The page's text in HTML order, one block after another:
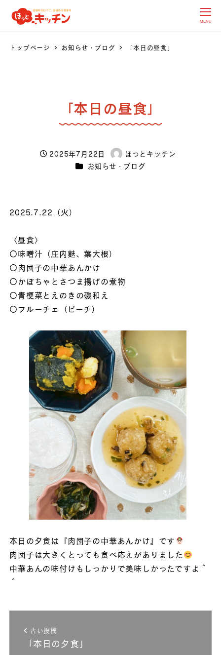
MENU
トップページ お知らせ・ブログ 「本日の昼食」
「本日の昼食」
投稿日
2025年7月22日
著
者
ほっとキッチン
カテゴリー
お知らせ・ブログ
2025.7.22（火）
〈昼食〉
〇味噌汁（庄内麩、葉大根）
〇肉団子の中華あんかけ
〇かぼちゃとさつま揚げの煮物
〇青梗菜とえのきの磯和え
〇フルーチェ（ピーチ）
本日の夕食は『肉団子の中華あんかけ』です
肉団子は大きくとっても食べ応えがありました
中華あんの味付けもしっかりで美味しかったですよ＾
＾
古い投稿
「本日の夕食」